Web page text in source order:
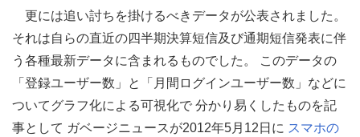
更には追い討ちを掛けるべきデータが公表されました。
それは自らの直近の四半期決算短信及び通期短信発表に伴
う各種最新データに含まれるものでした。 このデータの
「登録ユーザー数」と「月間ログインユーザー数」などに
ついてグラフ化による可視化で 分かり易くしたものを記
事として ガベージニュースが2012年5月12日に スマホの